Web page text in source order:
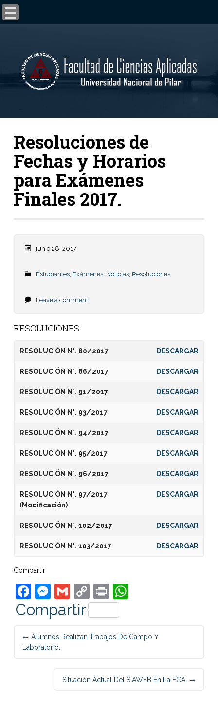
Resoluciones de
Fechas y Horarios
para Exámenes
Finales 2017.
junio 28, 2017
Estudiantes, Exámenes, Noticias, Resoluciones
Leave a comment
RESOLUCIONES
RESOLUCIÓN N°. 80/2017 DESCARGAR
RESOLUCIÓN N°. 86/2017 DESCARGAR
RESOLUCIÓN N°. 91/2017 DESCARGAR
RESOLUCIÓN N°. 93/2017 DESCARGAR
RESOLUCIÓN N°. 94/2017 DESCARGAR
RESOLUCIÓN N°. 95/2017 DESCARGAR
RESOLUCIÓN N°. 96/2017 DESCARGAR
RESOLUCIÓN N°. 97/2017
(Modificación)
DESCARGAR
RESOLUCIÓN N°. 102/2017 DESCARGAR
RESOLUCIÓN N°. 103/2017 DESCARGAR
Compartir:
Facebook
Messenger
Gmail
Copy
Link
PrintWhatsApp
Compartir
Post
navigation
← Alumnos Realizan Trabajos De Campo Y
Laboratorio.
Situación Actual Del SIAWEB En La FCA. →